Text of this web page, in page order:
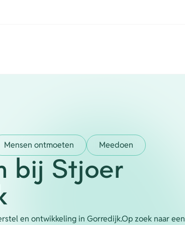
Mensen ontmoeten Meedoen
bij Stjoer
en ontwikkeling in Gorredijk.Op zoek naar een